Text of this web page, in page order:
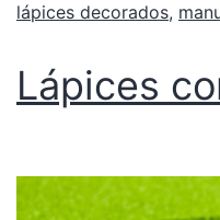
lápices decorados,
Lápices